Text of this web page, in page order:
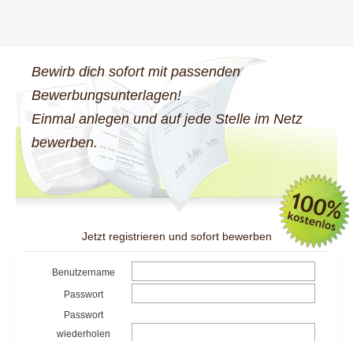
Bewirb dich sofort mit passenden
Bewerbungsunterlagen!
Einmal anlegen und auf jede Stelle im Netz
bewerben.
Jetzt registrieren und sofort bewerben
Benutzername
Passwort
Passwort
wiederholen